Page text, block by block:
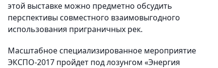
этой выставке можно предметно обсудить
перспективы совместного взаимовыгодного
использования приграничных рек.
Масштабное специализированное мероприятие
ЭКСПО-2017 пройдет под лозунгом «Энергия